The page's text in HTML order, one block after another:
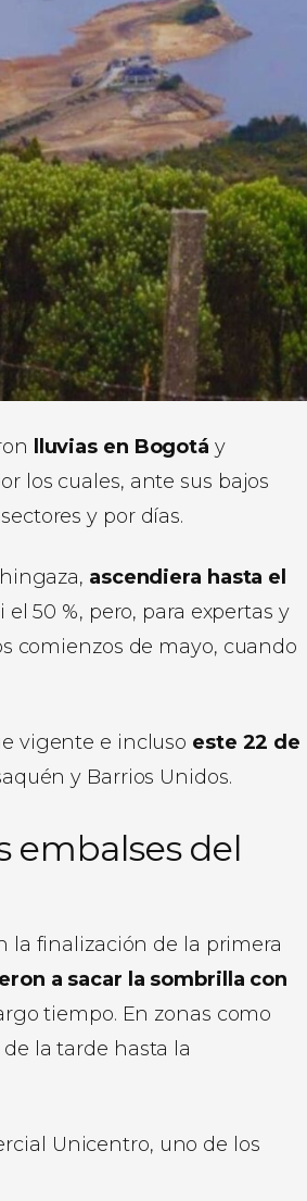
lluvias en Bogotá y
los cuales, ante sus bajos
y por días.
ascendiera hasta el
50 %, pero, para expertas y
comienzos de mayo, cuando
vigente e incluso este 22 de
y Barrios Unidos.
embalses del
la finalización de la primera
a sacar la sombrilla con
tiempo. En zonas como
la tarde hasta la
Unicentro, uno de los